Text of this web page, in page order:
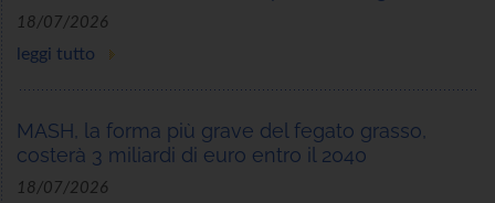
18/07/2026
leggi tutto
MASH, la forma più grave del fegato grasso,
costerà 3 miliardi di euro entro il 2040
18/07/2026